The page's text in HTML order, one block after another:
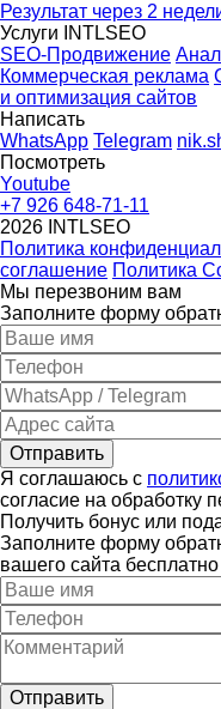
Результат через 2
Услуги INTLSEO
SEO-Продвижение
Коммерческая реклама
и оптимизация сайтов
Написать
WhatsApp Telegram
Посмотреть
Youtube
+7 926 648-71-11
2026 INTLSEO
Политика
соглашение Политика
Мы перезвоним вам
Заполните форму
Отправить
Я соглашаюсь с
согласие на обработку
Получить бонус или
Заполните форму
вашего сайта бесплатно
Отправить